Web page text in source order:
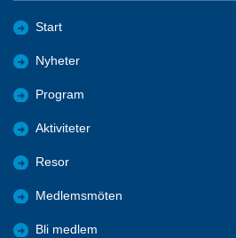
Start
Nyheter
Program
Aktiviteter
Resor
Medlemsmöten
Bli medlem